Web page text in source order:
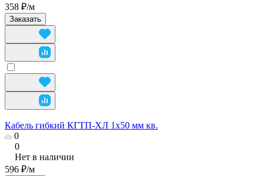
358 ₽/м
Заказать
Кабель гибкий КГТП-ХЛ 1х50 мм кв.
0
0
Нет в наличии
596 ₽/м